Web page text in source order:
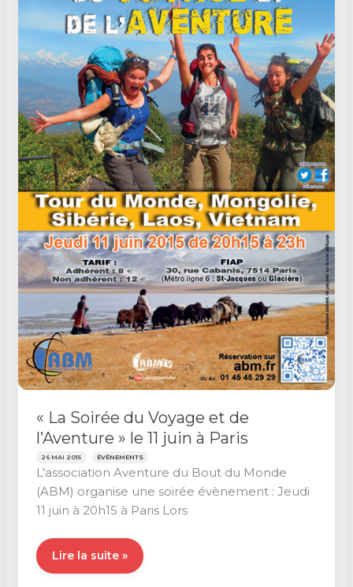
Sète
« La Soirée du Voyage et de
l’Aventure » le 11 juin à Paris
26 MAI 2015 ÉVÈNEMENTS
L’association Aventure du Bout du Monde
(ABM) organise une soirée évènement : Jeudi
11 juin à 20h15 à Paris Lors
« La
Soirée
Lire la suite »